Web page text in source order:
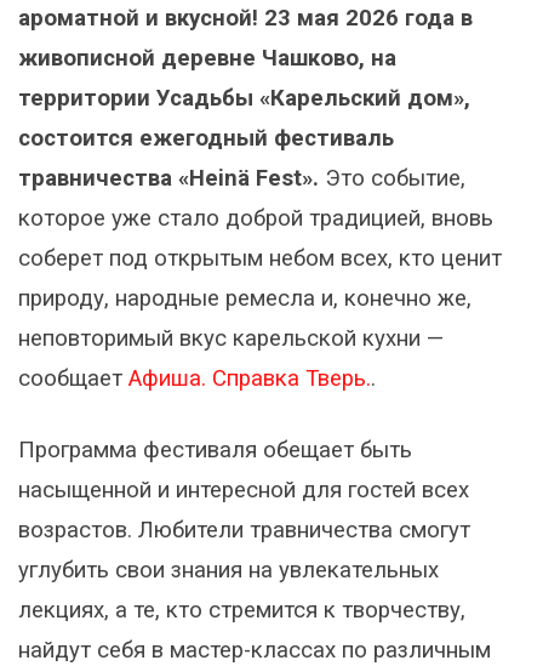
ароматной и вкусной! 23 мая 2026 года в
живописной деревне Чашково, на
территории Усадьбы «Карельский дом»,
состоится ежегодный фестиваль
травничества «Heinä Fest». Это событие,
которое уже стало доброй традицией, вновь
соберет под открытым небом всех, кто ценит
природу, народные ремесла и, конечно же,
неповторимый вкус карельской кухни —
сообщает Афиша. Справка Тверь..
Программа фестиваля обещает быть
насыщенной и интересной для гостей всех
возрастов. Любители травничества смогут
углубить свои знания на увлекательных
лекциях, а те, кто стремится к творчеству,
найдут себя в мастер-классах по различным